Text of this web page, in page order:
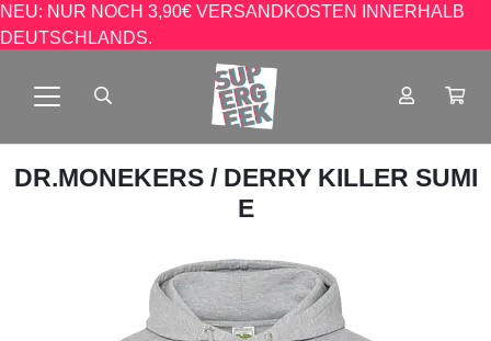
NEU: NUR NOCH 3,90€ VERSANDKOSTEN INNERHALB
DEUTSCHLANDS.
DR.MONEKERS / DERRY KILLER SUMI
E